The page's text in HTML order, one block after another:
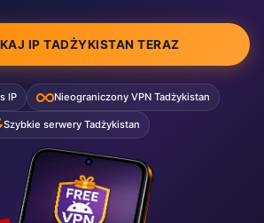
IP TADŻYKISTAN TERAZ
IP Nieograniczony VPN Tadżykistan
Szybkie serwery Tadżykistan